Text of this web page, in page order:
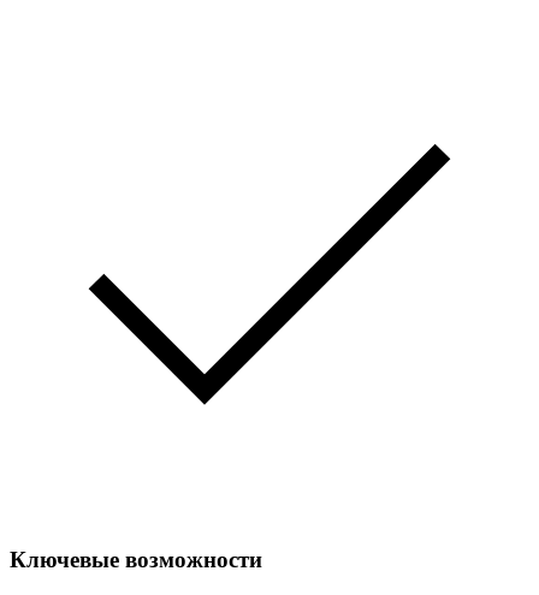
Ключевые возможности